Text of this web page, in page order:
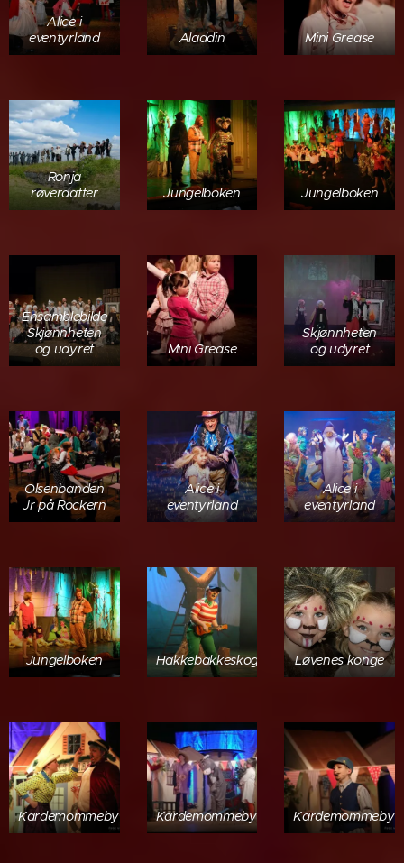
Alice i
eventyrland
Aladdin Mini Grease
Ronja
røverdatter
Jungelboken Jungelboken
Ensamblebilde
Skjønnheten
og udyret
Mini Grease
Skjønnheten
og udyret
Olsenbanden
Jr på Rockern
Alice i
eventyrland
Alice i
eventyrland
Jungelboken Hakkebakkeskogen Løvenes konge
Kardemommeby Kardemommeby Kardemommeby